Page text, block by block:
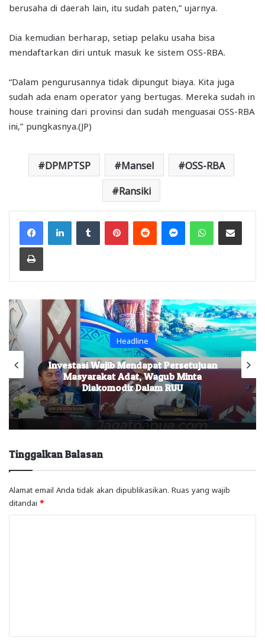
berusaha di daerah lain, itu sudah paten,” ujarnya.
Dia kemudian berharap, setiap pelaku usaha bisa
mendaftarkan diri untuk masuk ke sistem OSS-RBA.
“Dalam pengurusannya tidak dipungut biaya. Kita juga
sudah ada enam operator yang bertugas. Mereka sudah in
house training dari provinsi dan sudah menguasai OSS-RBA
ini,” pungkasnya.(JP)
DPMPTSP Mansel OSS-RBA
Ransiki
FacebookLinkedInTumblr PinterestReddit MessengerWhatsAppShare via Email
Print
Headline
Investasi Wajib Mendapat Persetujuan
Masyarakat Adat, Wagub Minta
Diakomodir Dalam RUU
Tinggalkan Balasan
Alamat email Anda tidak akan dipublikasikan. Ruas yang wajib
ditandai *